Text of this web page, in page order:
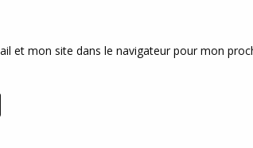
et mon site dans le navigateur pour mon